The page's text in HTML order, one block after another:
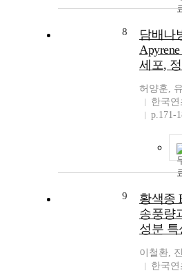
8
담배나
세포,
허양훈,
한국
p.171-
9
황색종
송풍량
성분 특
이철환,
한국